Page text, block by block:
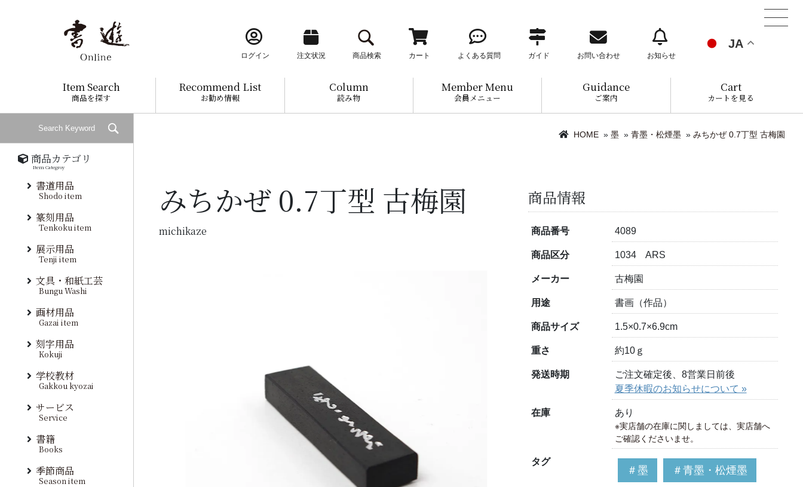
ログイン 注文状況 商品検索 カート よくある質問 ガイド お問い合わせ お知らせ
JA
Item Search
商品を探す
Recommend List
お勧め情報
Column
読み物
Member Menu
会員メニュー
Guidance
ご案内
Cart
カートを見る
HOME » 墨 » 青墨・松煙墨 » みちかぜ 0.7丁型 古梅園
みちかぜ 0.7丁型 古梅園
michikaze
商品情報
商品番号 4089
商品区分 1034 ARS
メーカー 古梅園
用途 書画（作品）
商品サイズ 1.5×0.7×6.9cm
重さ 約10ｇ
発送時期
ご注文確定後、8営業日前後
夏季休暇のお知らせについて »
在庫 あり
※実店舗の在庫に関しましては、実店舗へ
ご確認くださいませ。
タグ
＃墨 ＃青墨・松煙墨
商品カテゴリ
Item Categroy
書道用品
Shodo item
篆刻用品
Tenkoku item
展示用品
Tenji item
文具・和紙工芸
Bungu Washi
画材用品
Gazai item
刻字用品
Kokuji
学校教材
Gakkou kyozai
サービス
Service
書籍
Books
季節商品
Season item